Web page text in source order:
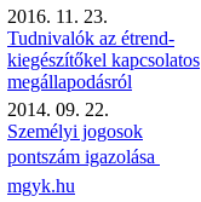
2016. 11. 23.
Tudnivalók az étrend-
kiegészítőkel kapcsolatos
megállapodásról
2014. 09. 22.
Személyi jogosok
pontszám igazolása 
mgyk.hu